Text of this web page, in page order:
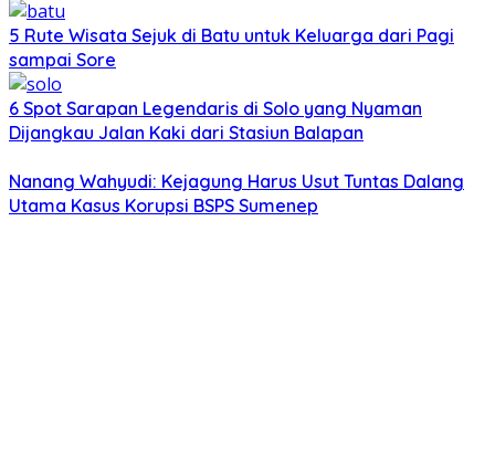
5 Rute Wisata Sejuk di Batu untuk Keluarga dari Pagi
sampai Sore
6 Spot Sarapan Legendaris di Solo yang Nyaman
Dijangkau Jalan Kaki dari Stasiun Balapan
Nanang Wahyudi: Kejagung Harus Usut Tuntas Dalang
Utama Kasus Korupsi BSPS Sumenep